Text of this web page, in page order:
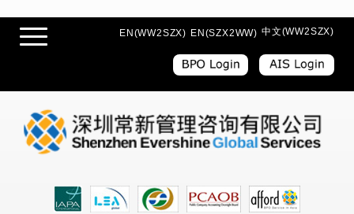
EN(WW2SZX) EN(SZX2WW) 中文(WW2SZX)